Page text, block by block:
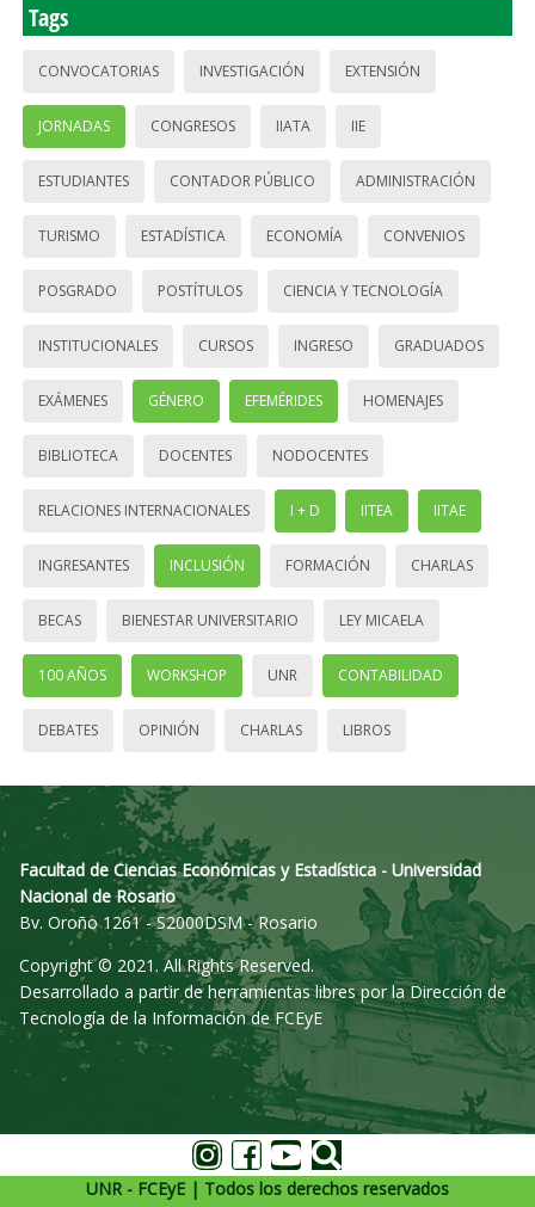
Tags
CONVOCATORIAS INVESTIGACIÓN EXTENSIÓN
JORNADAS CONGRESOS IIATA IIE
ESTUDIANTES CONTADOR PÚBLICO ADMINISTRACIÓN
TURISMO ESTADÍSTICA ECONOMÍA CONVENIOS
POSGRADO POSTÍTULOS CIENCIA Y TECNOLOGÍA
INSTITUCIONALES CURSOS INGRESO GRADUADOS
EXÁMENES GÉNERO EFEMÉRIDES HOMENAJES
BIBLIOTECA DOCENTES NODOCENTES
RELACIONES INTERNACIONALES I + D IITEA IITAE
INGRESANTES INCLUSIÓN FORMACIÓN CHARLAS
BECAS BIENESTAR UNIVERSITARIO LEY MICAELA
100 AÑOS WORKSHOP UNR CONTABILIDAD
DEBATES OPINIÓN CHARLAS LIBROS
Facultad de Ciencias Económicas y Estadística - Universidad
Nacional de Rosario
Bv. Oroño 1261 - S2000DSM - Rosario
Copyright © 2021. All Rights Reserved.
Desarrollado a partir de herramientas libres por la Dirección de
Tecnología de la Información de FCEyE
UNR - FCEyE | Todos los derechos reservados